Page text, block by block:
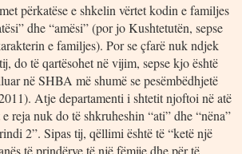
përkatëse e shkelin vërtet kodin e familjes
dhe “amësi” (por jo Kushtetutën, sepse
e familjes). Por se çfarë nuk ndjek
do të qartësohet në vijim, sepse kjo është
në SHBA më shumë se pesëmbëdhjetë
Atje departamenti i shtetit njoftoi në atë
reja nuk do të shkruheshin “ati” dhe “nëna”
2”. Sipas tij, qëllimi është të “ketë një
të prindërve të një fëmije dhe për të